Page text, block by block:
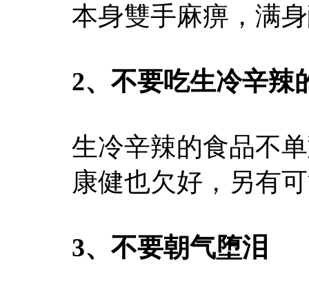
本身雙手麻痹，满
2、不要吃生冷辛辣
生冷辛辣的食品不
康健也欠好，另有
3、不要朝气堕泪